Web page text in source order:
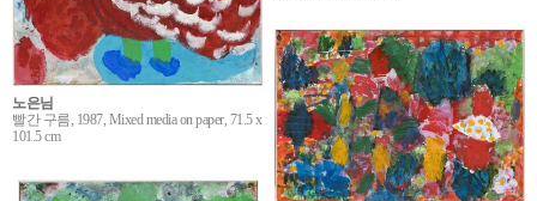
노은님
빨간 구름, 1987, Mixed media on paper, 71.5 x
101.5 cm